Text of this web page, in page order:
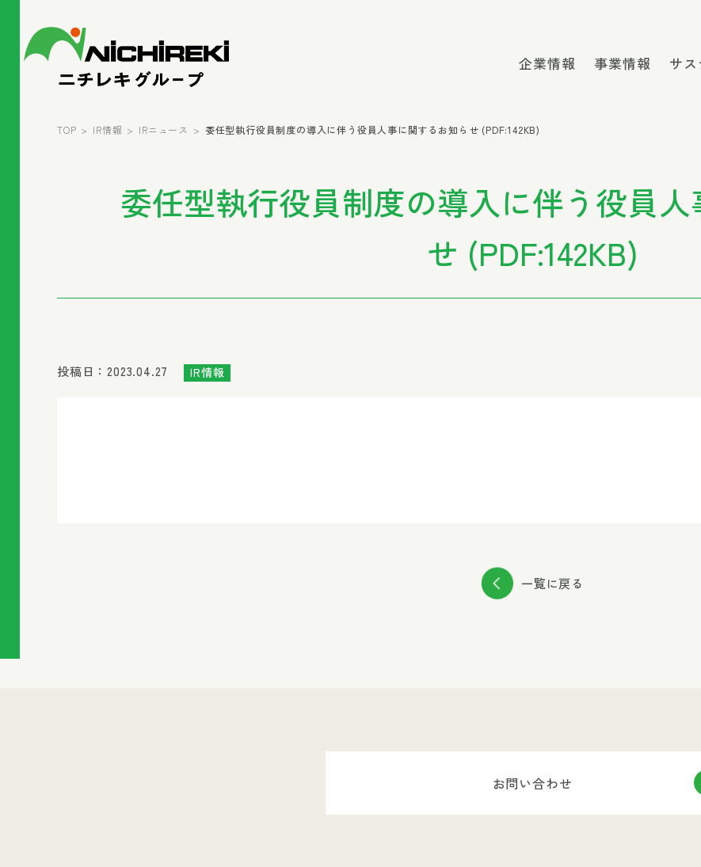
企業情報 事業情報 サ
TOP IR情報 IRニュース 委任型執行役員制度の導入に伴う役員人事に関するお知らせ (PDF:142KB)
委任型執行役員制度の導入に伴う役員
せ (PDF:142KB)
投稿日：2023.04.27 IR情報
一覧に戻る
お問い合わせ